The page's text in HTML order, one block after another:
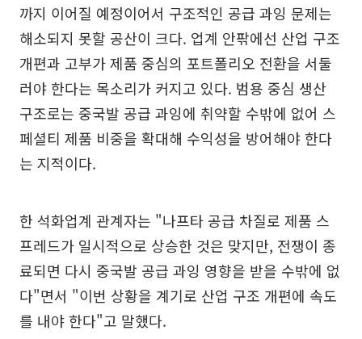
까지 이어질 예정이어서 구조적인 공급 과잉 문제는
해소되지 못할 공산이 크다. 업계 안팎에선 산업 구조
개편과 고부가 제품 중심의 포트폴리오 전환을 서둘
러야 한다는 목소리가 커지고 있다. 범용 중심 생산
구조로는 중국발 공급 과잉에 취약할 수밖에 없어 스
페셜티 제품 비중을 확대해 수익성을 방어해야 한다
는 지적이다.
한 석화업계 관계자는 "나프타 공급 차질로 제품 스
프레드가 일시적으로 상승한 것은 맞지만, 전쟁이 종
료되면 다시 중국발 공급 과잉 영향을 받을 수밖에 없
다"면서 "이번 상황을 계기로 산업 구조 개편에 속도
를 내야 한다"고 말했다.